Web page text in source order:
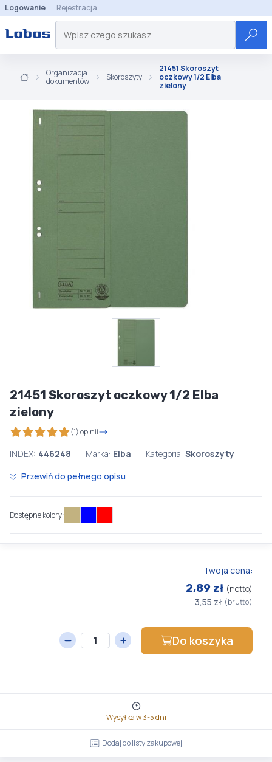
Logowanie Rejestracja
Organizacja
dokumentów
Skoroszyty
21451 Skoroszyt
oczkowy 1/2 Elba
zielony
21451 Skoroszyt oczkowy 1/2 Elba
zielony
(1) opinii
INDEX: 446248 Marka: Elba Kategoria: Skoroszyty
Przewiń do pełnego opisu
Dostępne kolory:
Twoja cena:
2,89 zł (netto)
3,55 zł (brutto)
Do koszyka
Wysyłka w 3-5 dni
Dodaj do listy zakupowej